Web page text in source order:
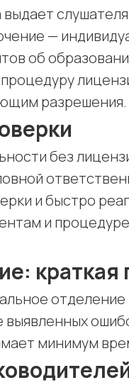
—
об
разрешения.
без
и быстро
и
краткая
выявленных
минимум